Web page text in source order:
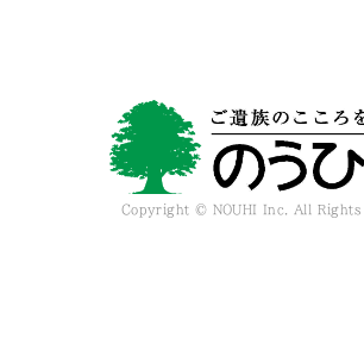
Copyright © NOUHI Inc. All Rights